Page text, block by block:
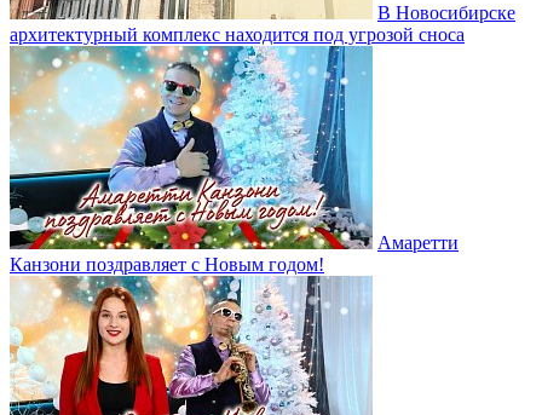
В Новосибирске
архитектурный комплекс находится под угрозой сноса
Амаретти
Канзони поздравляет с Новым годом!